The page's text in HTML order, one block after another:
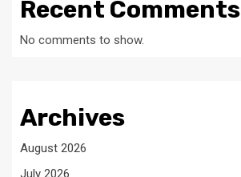
Recent Comments
No comments to show.
Archives
August 2026
July 2026